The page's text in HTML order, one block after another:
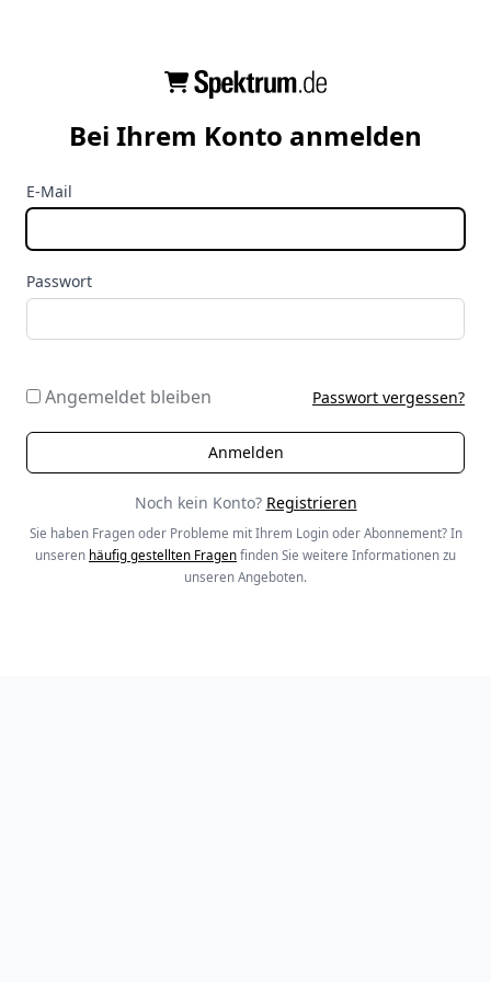
Bei Ihrem Konto anmelden
E-Mail
Passwort
Angemeldet bleiben Passwort vergessen?
Noch kein Konto? Registrieren
Sie haben Fragen oder Probleme mit Ihrem Login oder Abonnement? In
unseren häufig gestellten Fragen finden Sie weitere Informationen zu
unseren Angeboten.